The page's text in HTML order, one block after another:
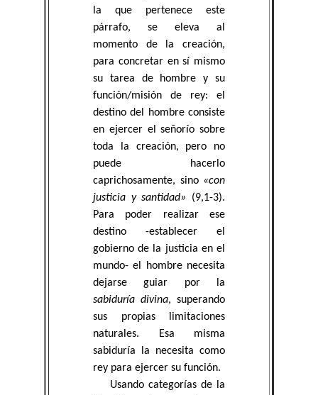
la que pertenece este
párrafo, se eleva al
momento de la creación,
para concretar en sí mismo
su tarea de hombre y su
función/misión de rey: el
destino del hombre consiste
en ejercer el señorío sobre
toda la creación, pero no
puede hacerlo
caprichosamente, sino «con
justicia y santidad» (9,1-3).
Para poder realizar ese
destino -establecer el
gobierno de la justicia en el
mundo- el hombre necesita
dejarse guiar por la
sabiduría divina, superando
sus propias limitaciones
naturales. Esa misma
sabiduría la necesita como
rey para ejercer su función.
Usando categorías de la